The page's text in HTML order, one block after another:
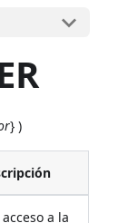
} )
a la